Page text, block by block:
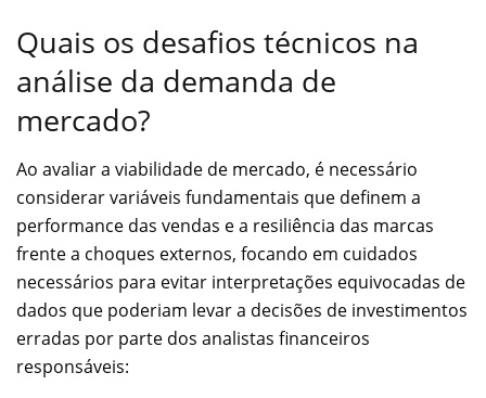
Quais os desafios técnicos na
análise da demanda de
mercado?
Ao avaliar a viabilidade de mercado, é necessário
considerar variáveis fundamentais que definem a
performance das vendas e a resiliência das marcas
frente a choques externos, focando em cuidados
necessários para evitar interpretações equivocadas de
dados que poderiam levar a decisões de investimentos
erradas por parte dos analistas financeiros
responsáveis: